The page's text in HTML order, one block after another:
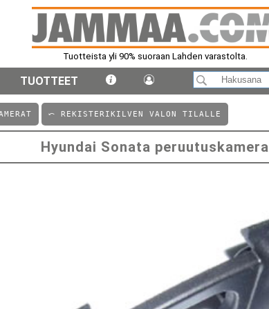
Tuotteista yli 90% suoraan Lahden varastolta.
TUOTTEET
⤺ REKISTERIKILVEN VALON TILALLE
Hyundai Sonata peruutuskamera